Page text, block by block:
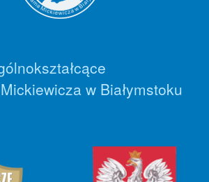
w Białymstoku